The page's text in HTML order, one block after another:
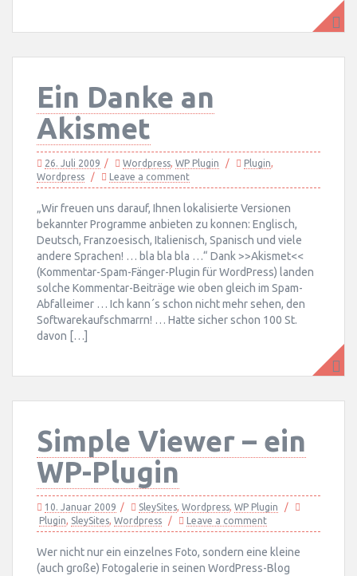
Ein Danke an
Akismet
26. Juli 2009 Wordpress, WP Plugin Plugin,
Wordpress
Leave a comment
„Wir freuen uns darauf, Ihnen lokalisierte Versionen
bekannter Programme anbieten zu konnen: Englisch,
Deutsch, Franzoesisch, Italienisch, Spanisch und viele
andere Sprachen! … bla bla bla …“ Dank >>Akismet<<
(Kommentar-Spam-Fänger-Plugin für WordPress) landen
solche Kommentar-Beiträge wie oben gleich im Spam-
Abfalleimer … Ich kann´s schon nicht mehr sehen, den
Softwarekaufschmarrn! … Hatte sicher schon 100 St.
davon […]
Simple Viewer – ein
WP-Plugin
10. Januar 2009 SleySites, Wordpress, WP Plugin
Plugin, SleySites, Wordpress Leave a comment
Wer nicht nur ein einzelnes Foto, sondern eine kleine
(auch große) Fotogalerie in seinen WordPress-Blog